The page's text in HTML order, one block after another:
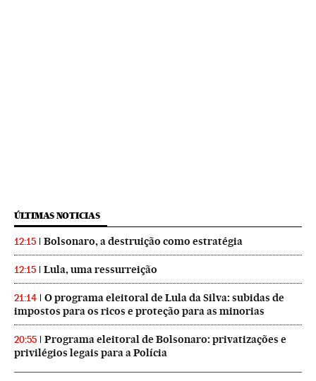
ÚLTIMAS NOTICIAS
12:15 Bolsonaro, a destruição como estratégia
12:15 Lula, uma ressurreição
21:14
O programa eleitoral de Lula da Silva: subidas de
impostos para os ricos e proteção para as minorias
20:55
Programa eleitoral de Bolsonaro: privatizações e
privilégios legais para a Polícia